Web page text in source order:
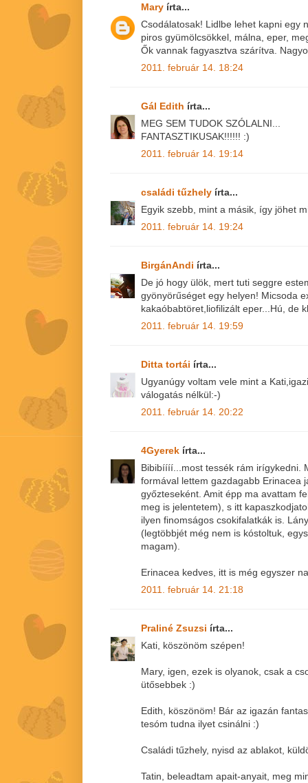
Mary írta...
Csodálatosak! Lidlbe lehet kapni egy
piros gyümölcsökkel, málna, eper,
Ők vannak fagyasztva szárítva.
2011. február 14. 18:24
Gál Edith írta...
MEG SEM TUDOK SZÓLALNI...
FANTASZTIKUSAK!!!!!! :)
2011. február 14. 19:14
családi tűzhely írta...
Egyik szebb, mint a másik, így jöhet
2011. február 14. 19:24
BirgánAndi írta...
De jó hogy ülök, mert tuti seggre
gyönyörűséget egy helyen! Micsoda
kakaóbabtöret,liofilizált eper...Hú, de
2011. február 14. 19:59
Ditta tortái írta...
Ugyanúgy voltam vele mint a
válogatás nélkül:-)
2011. február 14. 20:22
4Gyerek írta...
Bibibíííí...most tessék rám irígykedni.
formával lettem gazdagabb Erinacea
győzteseként. Amit épp ma avattam
meg is jelentetem), s itt
ilyen finomságos csokifalatkák is.
(legtöbbjét még nem is kóstoltuk,
magam).
Erinacea kedves, itt is még egyszer
2011. február 14. 21:18
Praliné Zsuzsi írta...
Kati, köszönöm szépen!
Mary, igen, ezek is olyanok, csak a
ütősebbek :)
Edith, köszönöm! Bár az igazán
tesóm tudna ilyet csinálni :)
Családi tűzhely, nyisd az ablakot,
Tatin, beleadtam apait-anyait, meg